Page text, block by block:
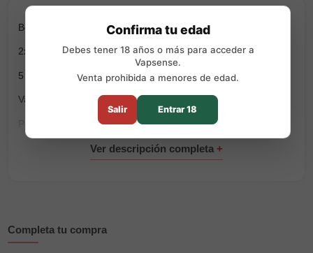
Bobinas Premium Full Ni80.
2x28G/38G.
5 vueltas sobre eje de 3mm Ø.
Valor de 0,50Ω en single.
Perfecto para sus atomizadores de bobina simple RDL.
Completa tu compra
Confirma tu edad
Debes tener 18 años o más para acceder a
Vapsense.
Venta prohibida a menores de edad.
Salir Entrar 18